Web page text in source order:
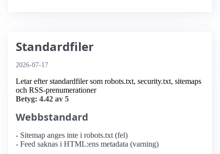
Standardfiler
2026-07-17
Letar efter standardfiler som robots.txt, security.txt, sitemaps
och RSS-prenumerationer
Betyg: 4.42 av 5
Webbstandard
- Sitemap anges inte i robots.txt (fel)
- Feed saknas i HTML:ens metadata (varning)